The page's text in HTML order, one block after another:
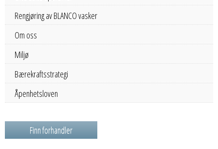
Rengjøring av BLANCO vasker
Om oss
Miljø
Bærekraftsstrategi
Åpenhetsloven
Finn forhandler